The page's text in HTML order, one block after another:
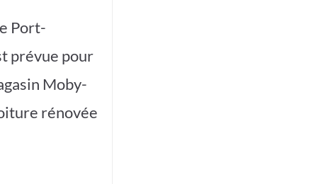
Port-
prévue pour
Moby-
rénovée